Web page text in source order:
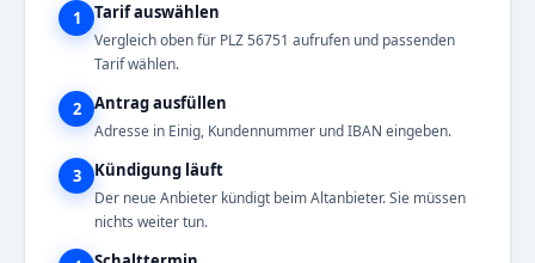
1 Tarif auswählen
Vergleich oben für PLZ 56751 aufrufen und passenden
Tarif wählen.
2 Antrag ausfüllen
Adresse in Einig, Kundennummer und IBAN eingeben.
3 Kündigung läuft
Der neue Anbieter kündigt beim Altanbieter. Sie müssen
nichts weiter tun.